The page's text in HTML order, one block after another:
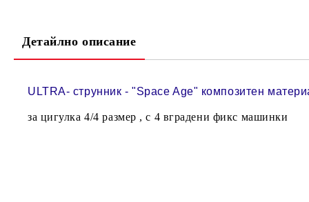
Детайлно описание
ULTRA- струнник - "Space Age" композитен
за цигулка 4/4 размер , с 4 вградени фикс машинки